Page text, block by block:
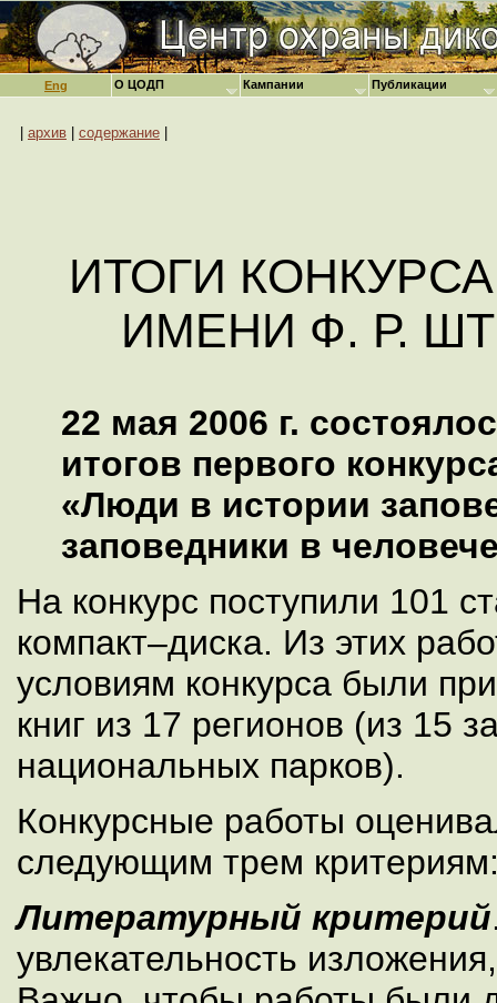
Eng
архив содержание
ИТОГИ
ИМЕНИ Ф. Р.
22 мая 2006 г.
итогов первого
«Люди в истории
заповедники в
На конкурс поступили 101
компакт–диска. Из этих
условиям конкурса были
книг из 17 регионов (из 15
национальных парков).
Конкурсные работы
следующим трем
Литературный критерий
увлекательность
О ЦОДП Кампании Публикации